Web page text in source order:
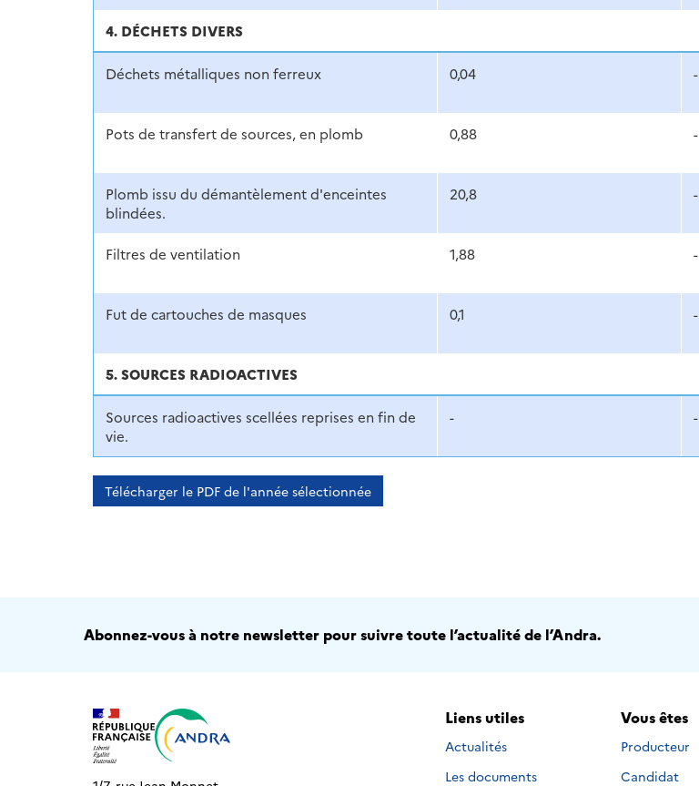
4. DÉCHETS DIVERS
Déchets métalliques non ferreux 0,04 -
Pots de transfert de sources, en plomb 0,88 -
Plomb issu du démantèlement d'enceintes
blindées.
20,8 -
Filtres de ventilation 1,88 -
Fut de cartouches de masques 0,1 -
5. SOURCES RADIOACTIVES
Sources radioactives scellées reprises en fin de
vie.
- -
Télécharger le PDF de l'année sélectionnée
Abonnez-vous à notre newsletter pour suivre toute l’actualité de l’Andra.
Liens utiles
Actualités
Les documents
Vous êtes
Producteur
Candidat